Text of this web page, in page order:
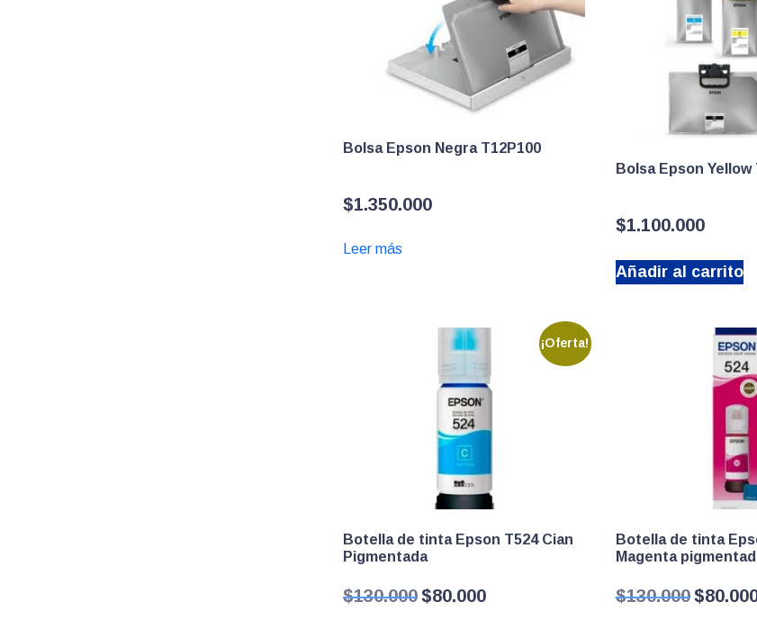
Bolsa Epson Negra T12P100
$1.350.000
Leer más
Bolsa Epson Yellow
$1.100.000
Añadir al carrito
¡Oferta!
Botella de tinta Epson T524 Cian
Pigmentada
$130.000 El
precio
$80.000El
Botella de tinta
Magenta
$130.000 El
precio
$